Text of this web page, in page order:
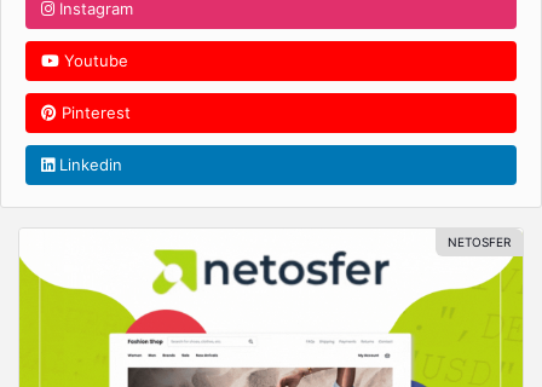
Instagram
Youtube
Pinterest
Linkedin